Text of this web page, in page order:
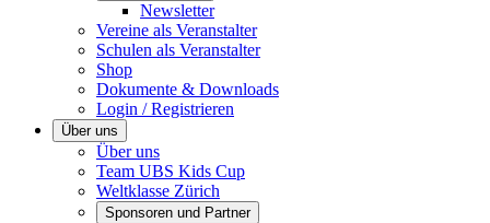
Newsletter
Vereine als Veranstalter
Schulen als Veranstalter
Shop
Dokumente & Downloads
Login / Registrieren
Über uns
Über uns
Team UBS Kids Cup
Weltklasse Zürich
Sponsoren und Partner